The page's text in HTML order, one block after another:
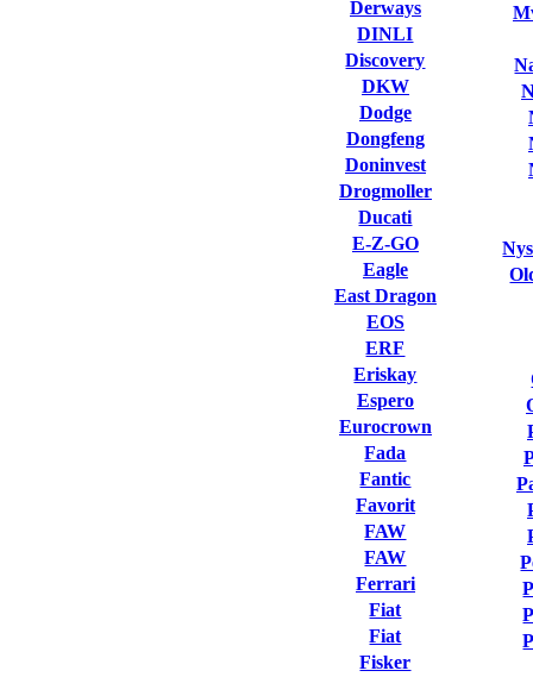
Derways
DINLI
Discovery
DKW
Dodge
Dongfeng
Doninvest
Drogmoller
Ducati
E-Z-GO
Eagle
East Dragon
EOS
ERF
Eriskay
Espero
Eurocrown
Fada
Fantic
Favorit
FAW
FAW
Ferrari
Fiat
Fiat
Fisker